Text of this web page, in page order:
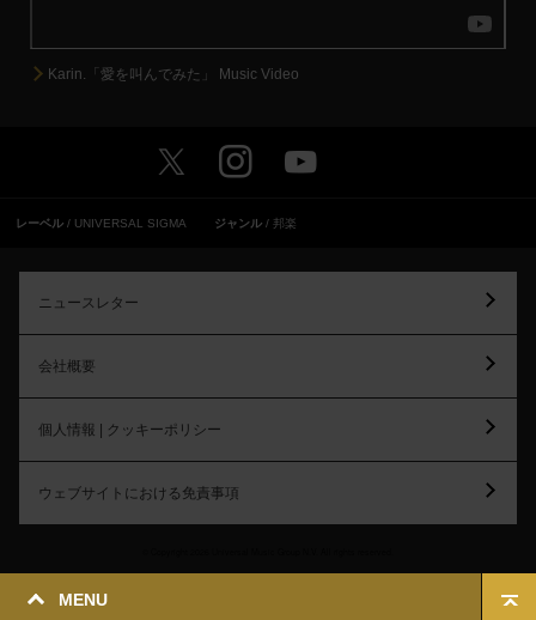
MENU
Karin.「愛を叫んでみた」 Music Video
レーベル UNIVERSAL SIGMA ジャンル 邦楽
ニュースレター
会社概要
個人情報 | クッキーポリシー
ウェブサイトにおける免責事項